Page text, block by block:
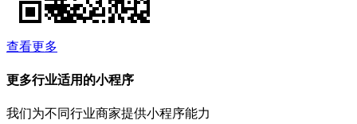
查看更多
更多行业适用的小程序
我们为不同行业商家提供小程序能力